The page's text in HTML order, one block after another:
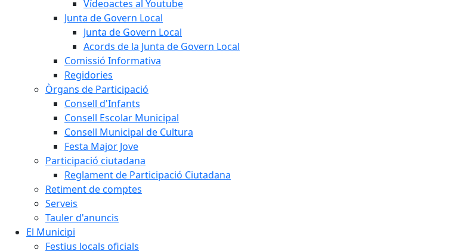
Vídeoactes al Youtube
Junta de Govern Local
Junta de Govern Local
Acords de la Junta de Govern Local
Comissió Informativa
Regidories
Òrgans de Participació
Consell d'Infants
Consell Escolar Municipal
Consell Municipal de Cultura
Festa Major Jove
Participació ciutadana
Reglament de Participació Ciutadana
Retiment de comptes
Serveis
Tauler d'anuncis
El Municipi
Festius locals oficials